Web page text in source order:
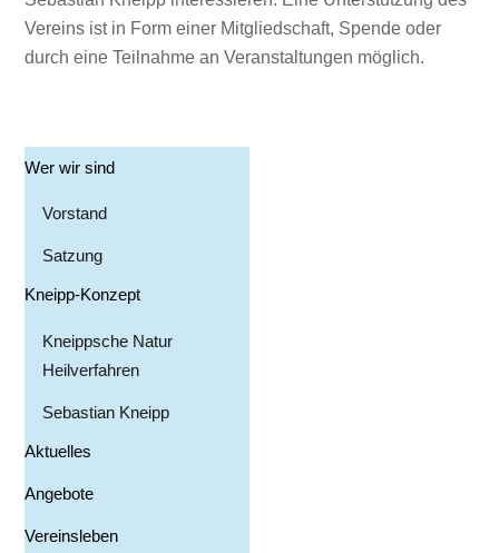
Vereins ist in Form einer Mitgliedschaft, Spende oder
durch eine Teilnahme an Veranstaltungen möglich.
Wer wir sind
Vorstand
Satzung
Kneipp-Konzept
Kneippsche Natur
Heilverfahren
Sebastian Kneipp
Aktuelles
Angebote
Vereinsleben